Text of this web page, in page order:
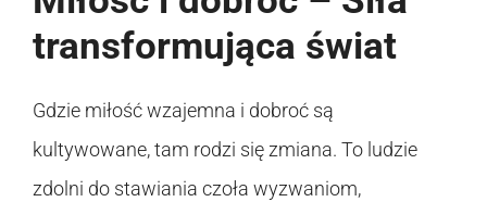
transformująca świat
Gdzie miłość wzajemna i dobroć są
kultywowane, tam rodzi się zmiana. To ludzie
zdolni do stawiania czoła wyzwaniom,